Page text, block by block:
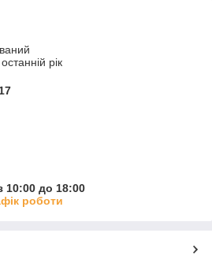
рік
10:00 до 18:00
роботи